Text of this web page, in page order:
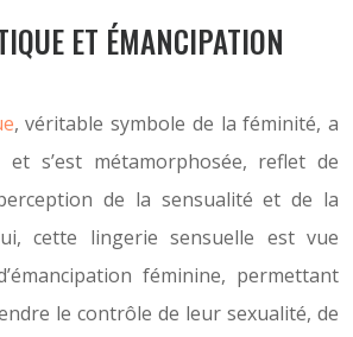
ET ÉMANCIPATION
, véritable symbole de la féminité, a
s’est métamorphosée, reflet de
de la sensualité et de la
cette lingerie sensuelle est vue
féminine, permettant
le contrôle de leur sexualité, de